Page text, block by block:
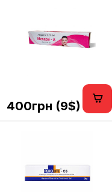
400грн (9$)